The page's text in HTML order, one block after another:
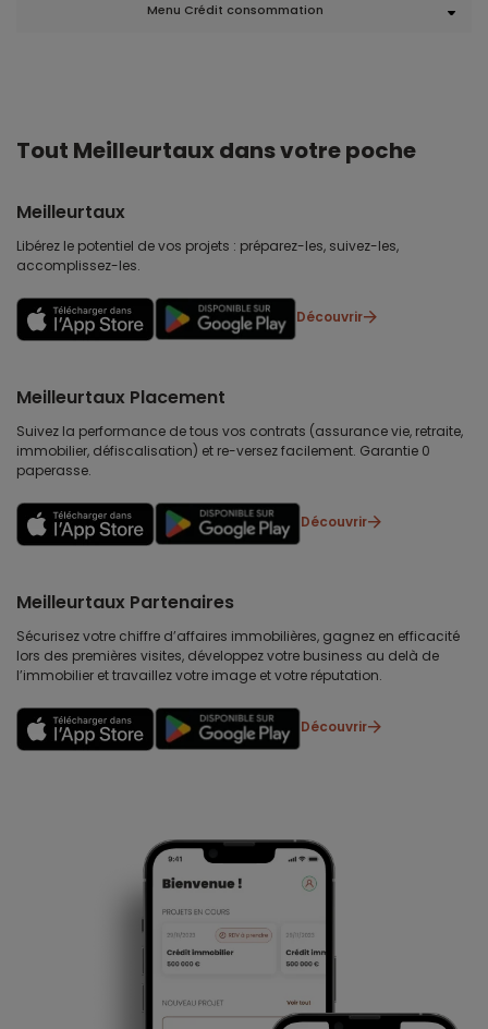
Menu Crédit consommation
Tout Meilleurtaux dans votre poche
Meilleurtaux
Libérez le potentiel de vos projets : préparez-les, suivez-les,
accomplissez-les.
Découvrir
Meilleurtaux Placement
Suivez la performance de tous vos contrats (assurance vie, retraite,
immobilier, défiscalisation) et re-versez facilement. Garantie 0
paperasse.
Découvrir
Meilleurtaux Partenaires
Sécurisez votre chiffre d’affaires immobilières, gagnez en efficacité
lors des premières visites, développez votre business au delà de
l’immobilier et travaillez votre image et votre réputation.
Découvrir